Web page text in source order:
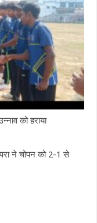
को हराया
ने चोपन को 2-1 से